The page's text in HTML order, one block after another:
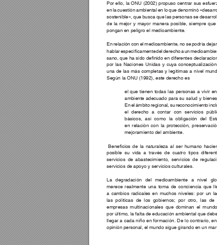
Por ello, la ONU (2002) propuso centrar sus
en la cuestión ambiental en lo que denominó
sostenible», que busca que las personas se
de la mejor y mayor manera posible, siempre
pongan en peligro el medioambiente.
En relación con el medioambiente, no se podría
hablar especícamente del derecho a un
sano, que ha sido denido en diferentes
por las Naciones Unidas y cuya
una de las más completas y legítimas a nivel
Según la ONU (1992), este derecho es
el que tienen todas las personas a vivir
ambiente adecuado para su salud y
En el ámbito regional, su reconocimiento
el derecho a contar con servicios
básicos, así como la obligación del
en relación con la protección,
mejoramiento del ambiente.
1Benecios de la naturaleza al ser humano
posible su vida a través de cuatro tipos
servicios de abastecimiento, servicios de
servicios de apoyo y servicios culturales.
La degradación del medioambiente a nivel
merece realmente una toma de conciencia que
a cambios radicales en muchos niveles: por un
las políticas de los gobiernos; por otro, las
empresas multinacionales que dominan el
por último, la falta de educación ambiental que
llegar a cada niño en formación. De lo contrario,
opinión personal, el mundo sigue girando en un